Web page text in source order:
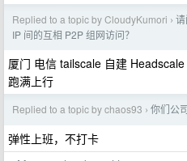
Replied to a topic by CloudyKumori ›
IP 间的互相 P2P 组网访问？
厦门 电信 tailscale 自建
跑满上行
Replied to a topic by chaos93 › 你们公
弹性上班，不打卡